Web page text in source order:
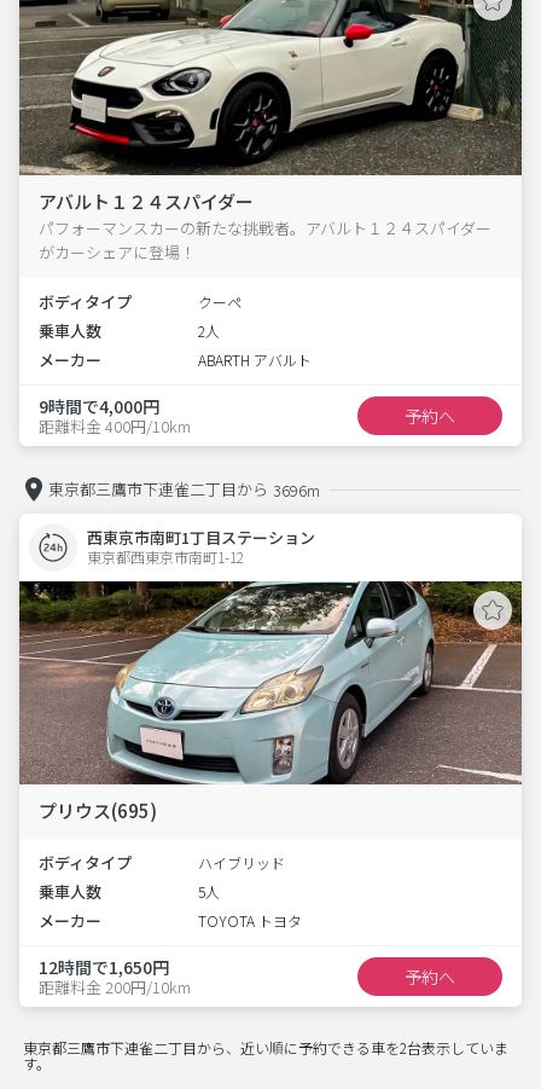
アバルト１２４スパイダー
パフォーマンスカーの新たな挑戦者。アバルト１２４スパイダー
がカーシェアに登場！
ボディタイプ クーペ
乗車人数 2人
メーカー ABARTH アバルト
9時間で4,000円
距離料金 400円/10km 予約へ
東京都三鷹市下連雀二丁目から 3696m
西東京市南町1丁目ステーション
東京都西東京市南町1-12
プリウス(695)
ボディタイプ ハイブリッド
乗車人数 5人
メーカー TOYOTA トヨタ
12時間で1,650円
距離料金 200円/10km 予約へ
東京都三鷹市下連雀二丁目から、近い順に予約できる車を2台表示していま
す。